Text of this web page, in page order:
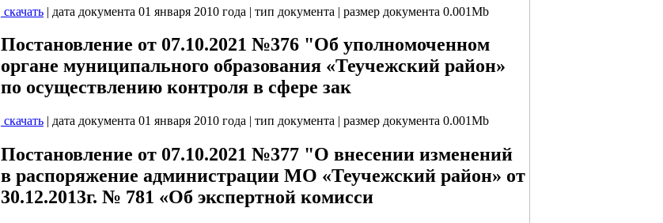
скачать | дата документа 01 января 2010 года | тип документа | размер документа 0.001Mb
Постановление от 07.10.2021 №376 "Об уполномоченном
органе муниципального образования «Теучежский район»
по осуществлению контроля в сфере зак
скачать | дата документа 01 января 2010 года | тип документа | размер документа 0.001Mb
Постановление от 07.10.2021 №377 "О внесении изменений
в распоряжение администрации МО «Теучежский район» от
30.12.2013г. № 781 «Об экспертной комисси